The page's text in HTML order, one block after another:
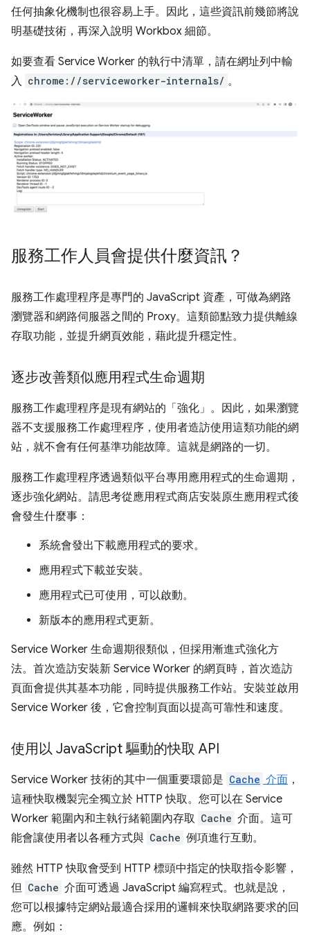
任何抽象化機制也很容易上手。因此，這些資訊前幾節將說
明基礎技術，再深入說明 Workbox 細節。
如要查看 Service Worker 的執行中清單，請在網址列中輸
入 chrome://serviceworker-internals/ 。
服務工作人員會提供什麼資訊？
服務工作處理程序是專門的 JavaScript 資產，可做為網路
瀏覽器和網路伺服器之間的 Proxy。這類節點致力提供離線
存取功能，並提升網頁效能，藉此提升穩定性。
逐步改善類似應用程式生命週期
服務工作處理程序是現有網站的「強化」 。因此，如果瀏覽
器不支援服務工作處理程序，使用者造訪使用這類功能的網
站，就不會有任何基準功能故障。這就是網路的一切。
服務工作處理程序透過類似平台專用應用程式的生命週期，
逐步強化網站。請思考從應用程式商店安裝原生應用程式後
會發生什麼事：
系統會發出下載應用程式的要求。
應用程式下載並安裝。
應用程式已可使用，可以啟動。
新版本的應用程式更新。
Service Worker 生命週期很類似，但採用漸進式強化方
法。首次造訪安裝新 Service Worker 的網頁時，首次造訪
頁面會提供其基本功能，同時提供服務工作站。安裝並啟用
Service Worker 後，它會控制頁面以提高可靠性和速度。
使用以 JavaScript 驅動的快取 API
Service Worker 技術的其中一個重要環節是 Cache 介面 ，
這種快取機製完全獨立於 HTTP 快取。您可以在 Service
Worker 範圍內和主執行緒範圍內存取 Cache 介面。這可
能會讓使用者以各種方式與 Cache 例項進行互動。
雖然 HTTP 快取會受到 HTTP 標頭中指定的快取指令影響，
但 Cache 介面可透過 JavaScript 編寫程式。也就是說，
您可以根據特定網站最適合採用的邏輯來快取網路要求的回
應。例如：